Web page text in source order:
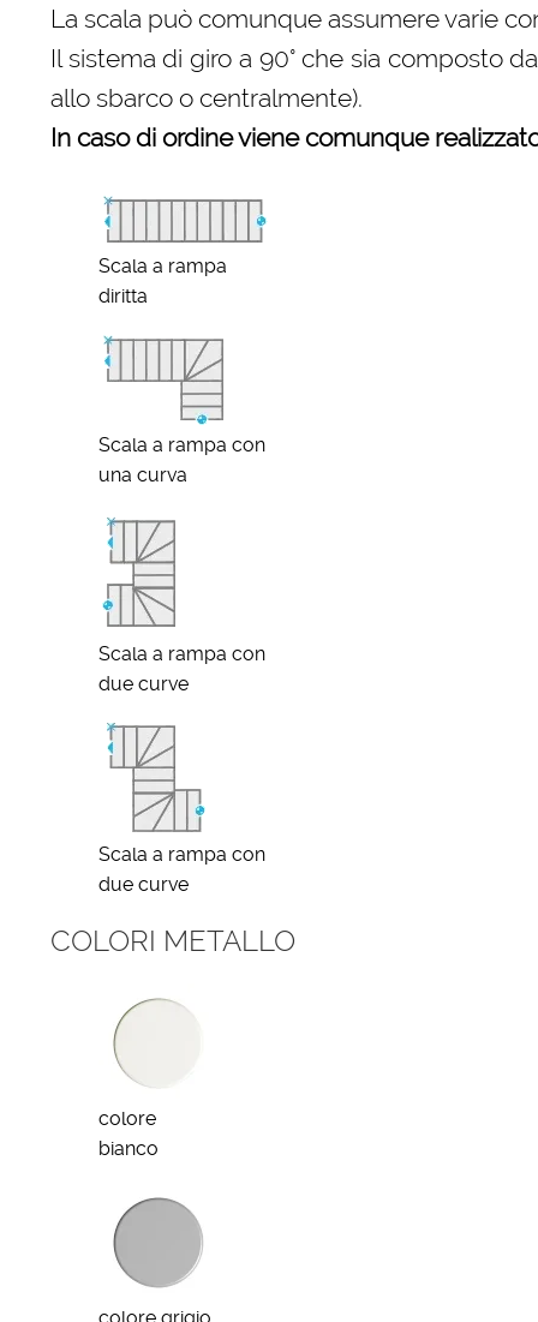
La scala può comunque assumere varie
Il sistema di giro a 90° che sia composto
allo sbarco o centralmente).
In caso di ordine viene comunque
Scala a rampa
diritta
Scala a rampa con
una curva
Scala a rampa con
due curve
Scala a rampa con
due curve
COLORI METALLO
colore
bianco